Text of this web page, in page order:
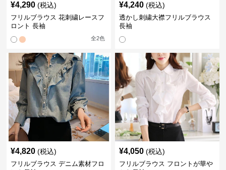
¥4,290 (税込)
フリルブラウス 花刺繍レースフ
ロント 長袖
全2色
¥4,240 (税込)
透かし刺繍大襟フリルブラウス
長袖
¥4,820 (税込)
フリルブラウス デニム素材フロ
¥4,050 (税込)
フリルブラウス フロントが華や